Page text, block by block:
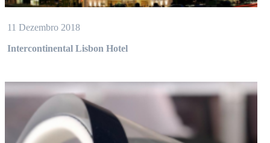
11 Dezembro 2018
Intercontinental Lisbon Hotel